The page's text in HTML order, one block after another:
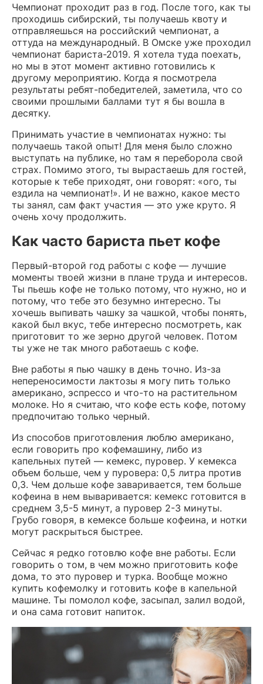
Чемпионат проходит раз в год. После того, как ты
проходишь сибирский, ты получаешь квоту и
отправляешься на российский чемпионат, а
оттуда на международный. В Омске уже проходил
чемпионат бариста-2019. Я хотела туда поехать,
но мы в этот момент активно готовились к
другому мероприятию. Когда я посмотрела
результаты ребят-победителей, заметила, что со
своими прошлыми баллами тут я бы вошла в
десятку.
Принимать участие в чемпионатах нужно: ты
получаешь такой опыт! Для меня было сложно
выступать на публике, но там я переборола свой
страх. Помимо этого, ты вырастаешь для гостей,
которые к тебе приходят, они говорят: «ого, ты
ездила на чемпионат!». И не важно, какое место
ты занял, сам факт участия — это уже круто. Я
очень хочу продолжить.
Как часто бариста пьет кофе
Первый-второй год работы с кофе — лучшие
моменты твоей жизни в плане труда и интересов.
Ты пьешь кофе не только потому, что нужно, но и
потому, что тебе это безумно интересно. Ты
хочешь выпивать чашку за чашкой, чтобы понять,
какой был вкус, тебе интересно посмотреть, как
приготовит то же зерно другой человек. Потом
ты уже не так много работаешь с кофе.
Вне работы я пью чашку в день точно. Из-за
непереносимости лактозы я могу пить только
американо, эспрессо и что-то на растительном
молоке. Но я считаю, что кофе есть кофе, потому
предпочитаю только черный.
Из способов приготовления люблю американо,
если говорить про кофемашину, либо из
капельных путей — кемекс, пуровер. У кемекса
объем больше, чем у пуровера: 0,5 литра против
0,3. Чем дольше кофе заваривается, тем больше
кофеина в нем вываривается: кемекс готовится в
среднем 3,5-5 минут, а пуровер 2-3 минуты.
Грубо говоря, в кемексе больше кофеина, и нотки
могут раскрыться быстрее.
Сейчас я редко готовлю кофе вне работы. Если
говорить о том, в чем можно приготовить кофе
дома, то это пуровер и турка. Вообще можно
купить кофемолку и готовить кофе в капельной
машине. Ты помолол кофе, засыпал, залил водой,
и она сама готовит напиток.